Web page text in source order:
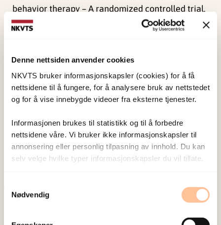
Denne nettsiden anvender cookies
NKVTS bruker informasjonskapsler (cookies) for å få
nettsidene til å fungere, for å analysere bruk av nettstedet
og for å vise innebygde videoer fra eksterne tjenester.
Informasjonen brukes til statistikk og til å forbedre
nettsidene våre. Vi bruker ikke informasjonskapsler til
annonsering eller personlig tilpasning av innhold. Du kan
selv velge hvilke typer informasjonskapsler du vil tillate.
Nødvendig
behavior therapy – A randomized controlled trial.
European Child and Adolescent Psychiatry, 24
(5),
Forskerne
Forsker emeritus
Vis profil
Publisert: